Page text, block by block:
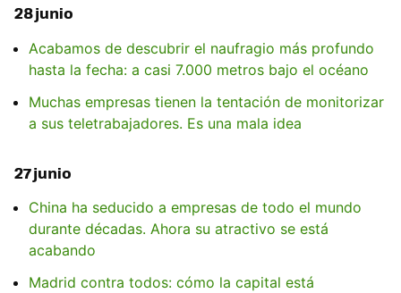
28 junio
Acabamos de descubrir el naufragio más profundo
hasta la fecha: a casi 7.000 metros bajo el océano
Muchas empresas tienen la tentación de monitorizar
a sus teletrabajadores. Es una mala idea
27 junio
China ha seducido a empresas de todo el mundo
durante décadas. Ahora su atractivo se está
acabando
Madrid contra todos: cómo la capital está